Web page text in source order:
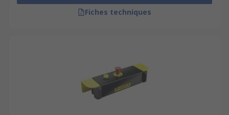
Fiches techniques